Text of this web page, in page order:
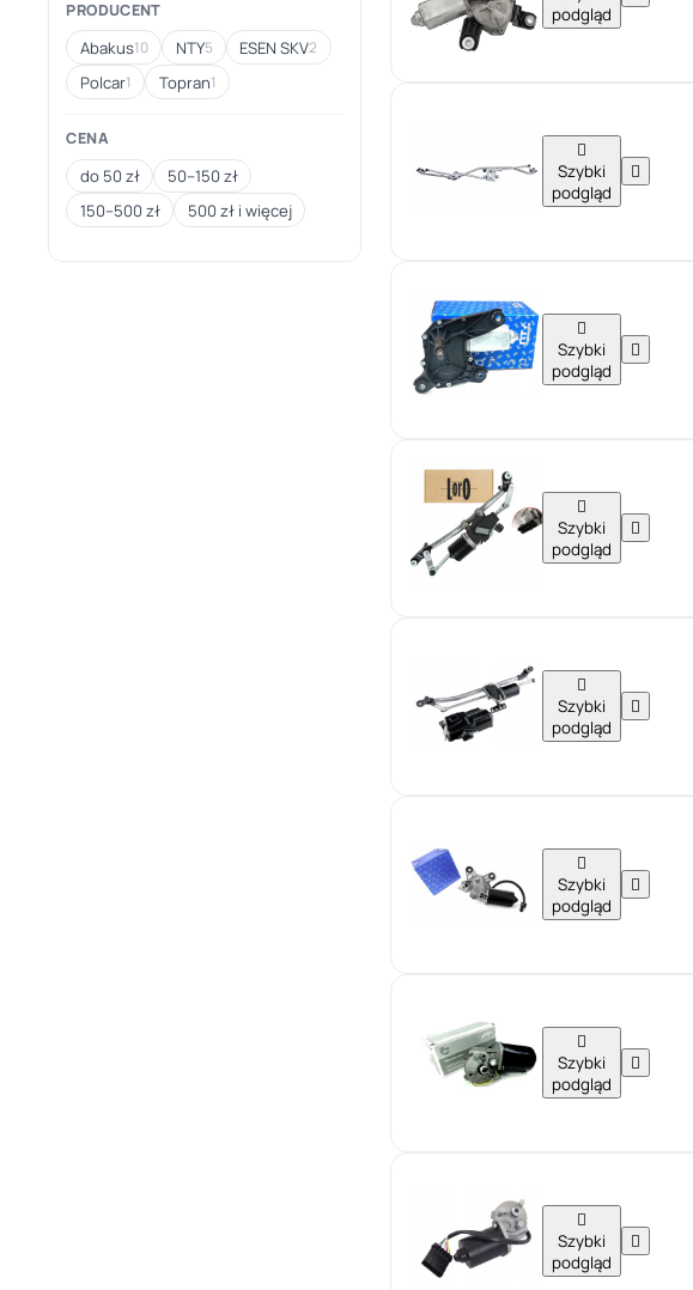
PRODUCENT
Abakus10 NTY5 ESEN SKV2
Polcar1 Topran1
CENA
do 50 zł
50–150 zł
150–500 zł
500 zł i więcej
podgląd

Szybki
podgląd


Szybki
podgląd


Szybki
podgląd


Szybki
podgląd


Szybki
podgląd


Szybki
podgląd


Szybki
podgląd
